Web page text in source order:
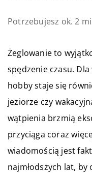
Potrzebujesz ok. 2
Żeglowanie to
spędzenie czasu.
hobby staje się
jeziorze czy
wątpienia brzmią
przyciąga coraz
wiadomością jest
najmłodszych lat, by